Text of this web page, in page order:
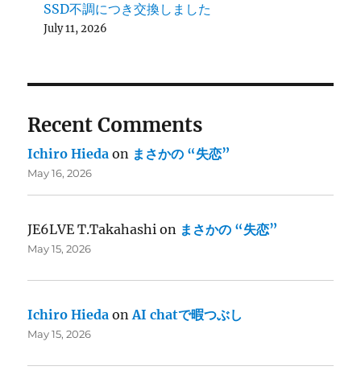
SSD不調につき交換しました
July 11, 2026
Recent Comments
Ichiro Hieda on まさかの “失恋”
May 16, 2026
JE6LVE T.Takahashi on まさかの “失恋”
May 15, 2026
Ichiro Hieda onAI chatで暇つぶし
May 15, 2026